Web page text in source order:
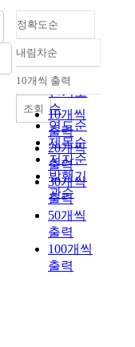
정확도순
정확도
순
인기도
순
연도순
제목순
저자순
발행기
관순
내림차순
내림차순
10개씩 출력
10개씩
출력
20개씩
출력
30개씩
출력
50개씩
출력
100개씩
출력
조회